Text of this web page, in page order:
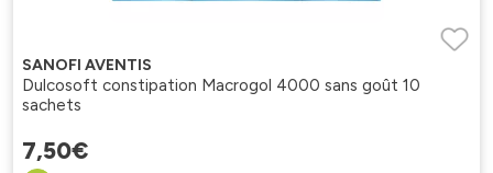
SANOFI AVENTIS
Dulcosoft constipation Macrogol 4000 sans goût 10
sachets
7,50€